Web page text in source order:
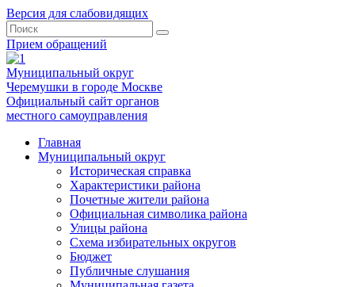
Версия для слабовидящих
Прием обращений
Муниципальный округ
Черемушки в городе Москве
Официальный сайт органов
местного самоуправления
Главная
Муниципальный округ
Историческая справка
Характеристики района
Почетные жители района
Официальная символика района
Улицы района
Схема избирательных округов
Бюджет
Публичные слушания